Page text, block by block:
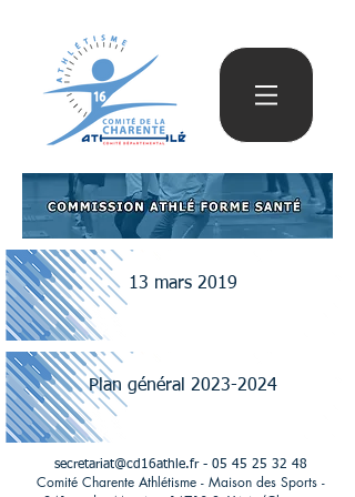
13 mars 2019
Plan général 2023-2024
secretariat@cd16athle.fr- 05 45 25 32 48
Comité Charente Athlétisme - Maison des Sports -